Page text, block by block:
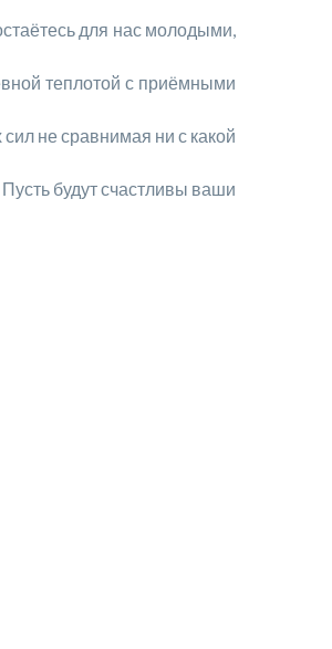
для нас молодыми,
теплотой с приёмными
не сравнимая ни с какой
будут счастливы ваши